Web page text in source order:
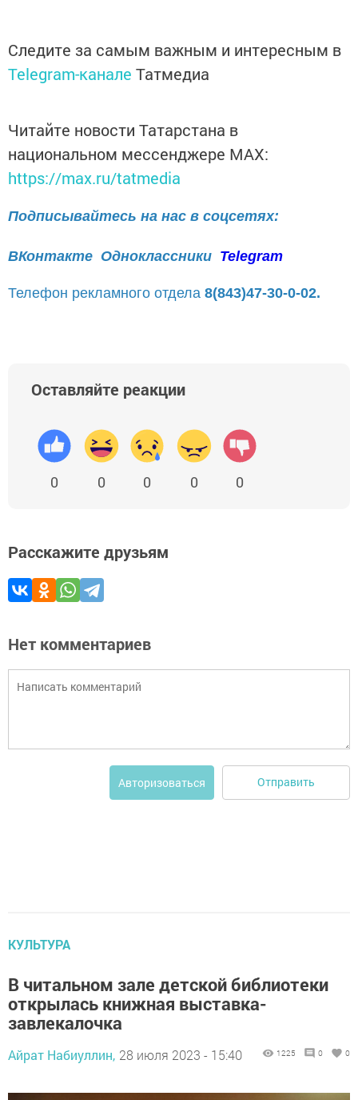
Следите за самым важным и интересным в
Telegram-канале Татмедиа
Читайте новости Татарстана в
национальном мессенджере MАХ:
https://max.ru/tatmedia
Подписывайтесь на нас в соцсетях:
ВКонтакте Одноклассники Telegram
Телефон рекламного отдела 8(843)47-30-0-02.
Оставляйте реакции
0 0 0 0 0
Расскажите друзьям
Нет комментариев
Авторизоваться Отправить
КУЛЬТУРА
В читальном зале детской библиотеки
открылась книжная выставка-
завлекалочка
Айрат Набиуллин, 28 июля 2023 - 15:40 1225 0 0